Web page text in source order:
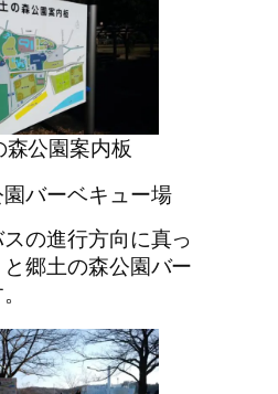
森公園案内板
バーベキュー場
の進行方向に真っ
郷土の森公園バー